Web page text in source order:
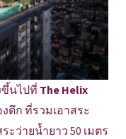
นไปที่ The Helix
ตึก ที่รวมเอาสระ
ว่ายน้ำยาว 50 เมตร